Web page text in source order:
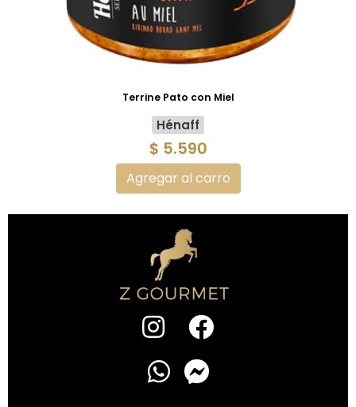
Terrine Pato con Miel
Hénaff
$ 5.590
Agregar al carro